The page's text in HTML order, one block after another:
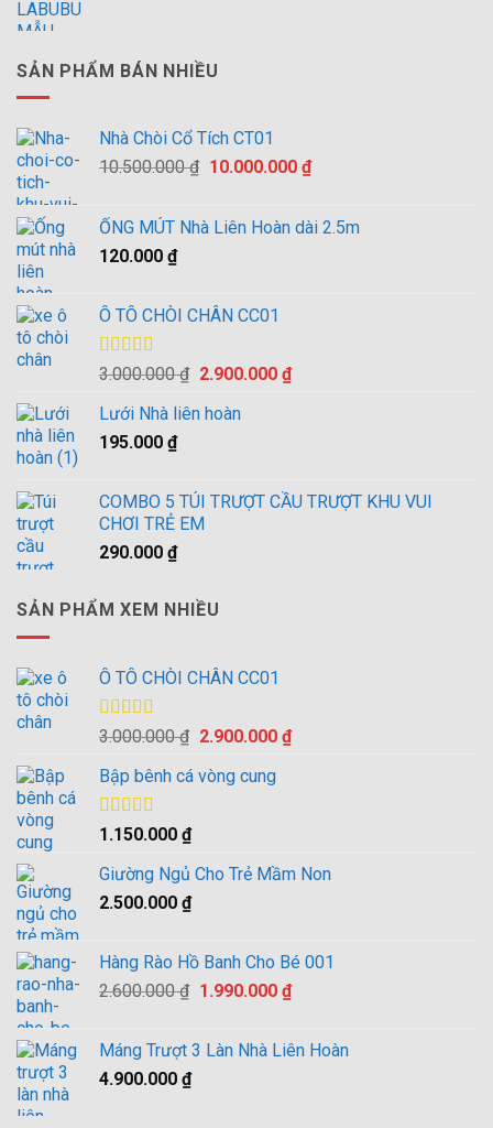
SẢN PHẨM BÁN NHIỀU
Nhà Chòi Cổ Tích CT01
10.500.000₫ Giá
10.500.000 ₫.
10.000.000 ₫Giá
là:
ỐNG MÚT Nhà Liên Hoàn dài 2.5m
120.000 ₫
Ô TÔ CHÒI CHÂN CC01
Được xếp
5 sao
3.000.000₫ Giá
là:
2.900.000 ₫Giá
Lưới Nhà liên hoàn
195.000 ₫
COMBO 5 TÚI TRƯỢT CẦU TRƯỢT KHU VUI
CHƠI TRẺ EM
290.000 ₫
SẢN PHẨM XEM NHIỀU
Ô TÔ CHÒI CHÂN CC01
Được xếp
5 sao
3.000.000₫ Giá
là:
2.900.000 ₫Giá
Bập bênh cá vòng cung
Được xếp
5 sao
1.150.000 ₫
Giường Ngủ Cho Trẻ Mầm Non
2.500.000 ₫
Hàng Rào Hồ Banh Cho Bé 001
2.600.000₫ Giá
2.600.000 ₫.
1.990.000 ₫Giá
là:
Máng Trượt 3 Làn Nhà Liên Hoàn
4.900.000 ₫